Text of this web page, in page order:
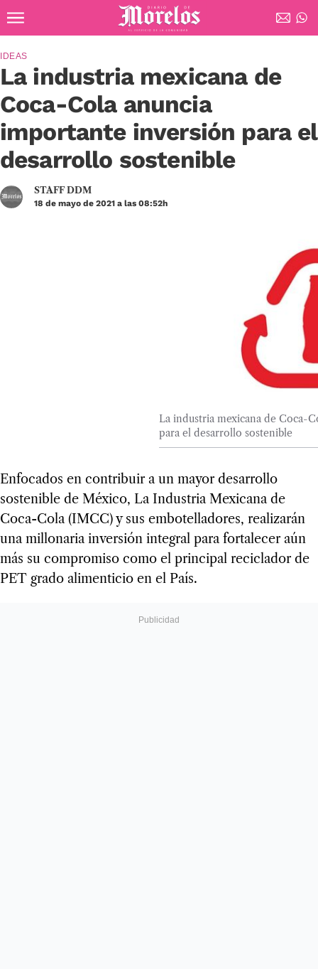
Diario de Morelos
La industria mexicana de
Coca-Cola anuncia
importante inversión para el
desarrollo sostenible
IDEAS
STAFF DDM
18 de mayo de 2021 a las 08:52h
La industria mexicana de Coca-
para el desarrollo sostenible
Enfocados en contribuir a un mayor desarrollo
sostenible de México, La Industria Mexicana de
Coca-Cola (IMCC) y sus embotelladores, realizarán
una millonaria inversión integral para fortalecer aún
más su compromiso como el principal reciclador de
PET grado alimenticio en el País.